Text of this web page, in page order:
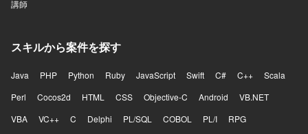
仕組みへ昇華していく経験を積むことができます。既存機
アーキテクチャ、チームの進め方そのものを見直していく
余地が大きいポジションです。フロントエンドとバックエ
ドとして技術面だけでなくチームの開発推進にも関与で
き、通話中のリアルタイム支援や通話内容の活用、通話後
業務の効率化など、音声と生成AIを組み合わせた難易度の
高いプロダクト開発に挑戦できます。 【開発環境】 フロン
講師
スキルから案件を探す
Java PHP Python Ruby JavaScript Swift C# C++
Scala
Perl
Cocos2d HTML CSS Objective-C Android
VB.NET
VBA
VC++ C Delphi PL/SQL COBOL PL/I
RPG